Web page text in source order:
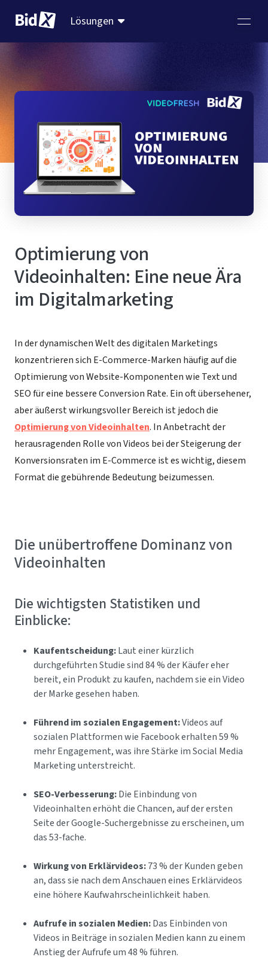
Lösungen
Optimierung von
Videoinhalten: Eine neue Ära
im Digitalmarketing
In der dynamischen Welt des digitalen Marketings
konzentrieren sich E-Commerce-Marken häufig auf die
Optimierung von Website-Komponenten wie Text und
SEO für eine bessere Conversion Rate. Ein oft übersehener,
aber äußerst wirkungsvoller Bereich ist jedoch die
Optimierung von Videoinhalten. In Anbetracht der
herausragenden Rolle von Videos bei der Steigerung der
Konversionsraten im E-Commerce ist es wichtig, diesem
Format die gebührende Bedeutung beizumessen.
Die unübertroffene Dominanz von
Videoinhalten
Die wichtigsten Statistiken und
Einblicke:
Kaufentscheidung:Laut einer kürzlich
durchgeführten Studie sind 84 % der Käufer eher
bereit, ein Produkt zu kaufen, nachdem sie ein Video
der Marke gesehen haben.
Führend im sozialen Engagement:Videos auf
sozialen Plattformen wie Facebook erhalten 59 %
mehr Engagement, was ihre Stärke im Social Media
Marketing unterstreicht.
SEO-Verbesserung:Die Einbindung von
Videoinhalten erhöht die Chancen, auf der ersten
Seite der Google-Suchergebnisse zu erscheinen, um
das 53-fache.
Wirkung von Erklärvideos:73 % der Kunden geben
an, dass sie nach dem Anschauen eines Erklärvideos
eine höhere Kaufwahrscheinlichkeit haben.
Aufrufe in sozialen Medien:Das Einbinden von
Videos in Beiträge in sozialen Medien kann zu einem
Anstieg der Aufrufe um 48 % führen.